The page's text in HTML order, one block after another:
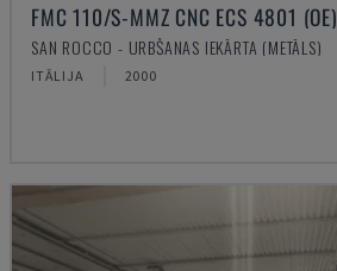
FMC 110/S-MMZ CNC ECS 4801 (OE)
SAN ROCCO - URBŠANAS IEKĀRTA (METĀLS)
ITĀLIJA 2000